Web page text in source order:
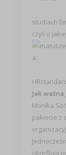
studiach
czyli o
Jak
Monika
pakiecie z
określają